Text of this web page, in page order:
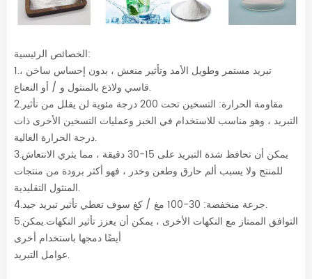
الخصائص الرئيسية:
1.تبريد مستمر وطويل الأمد وتأثير منعش ، بدون إحساس ساخن ،
قاسي ولاذع بالمنثول و / أو النعناع.
2.مقاومة الحرارة: التسخين تحت 200 درجة مئوية لن يقلل من تأثير
التبريد ، وهو مناسب للاستخدام في الخبز وعمليات التسخين الأخرى ذات
درجة الحرارة العالية.
3.يمكن أن تحافظ شدة التبريد على 15-30 دقيقة ، مما يثري الانتعاش
للمنتج ولا يسبب ألم حارق وطعن وخدر ، فهو أكثر برودة من منتجات
المنثول التقليدية.
4.جرعة منخفضة: 30-100 مغ / كغ سوف تعطي تأثير تبريد جيد.
5.التوافق الممتاز مع النكهات الأخرى ، يمكن أن يعزز تأثير النكهات.يمكن
أيضًا دمجها باستخدام أخرى
عوامل التبريد.